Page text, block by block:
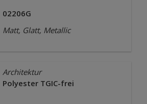
02206G
Matt, Glatt, Metallic
Architektur
Polyester TGIC-frei